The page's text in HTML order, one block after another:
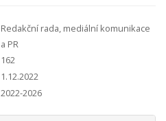
Redakční rada, mediální komunikace
a PR
162
1.12.2022
2022-2026